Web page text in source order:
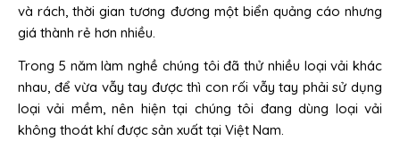
và rách, thời gian tương đương một biển quảng cáo nhưng
giá thành rẻ hơn nhiều.
Trong 5 năm làm nghề chúng tôi đã thử nhiều loại vải khác
nhau, để vừa vẫy tay được thì con rối vẫy tay phải sử dụng
loại vải mềm, nên hiện tại chúng tôi đang dùng loại vải
không thoát khí được sản xuất tại Việt Nam.